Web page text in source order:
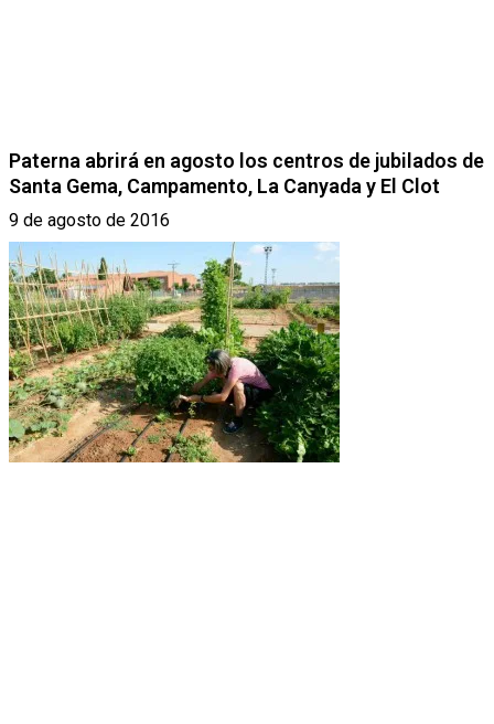
Paterna abrirá en agosto los centros de jubilados de
Santa Gema, Campamento, La Canyada y El Clot
9 de agosto de 2016